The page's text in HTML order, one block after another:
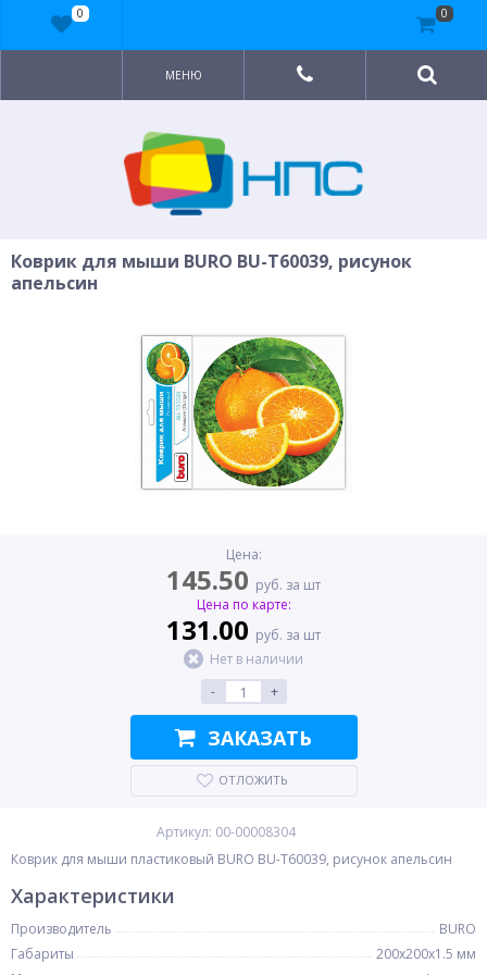
МЕНЮ
Коврик для мыши BURO BU-T60039, рисунок
апельсин
Цена:
145.50 руб. за шт
Цена по карте:
131.00 руб. за шт
Нет в наличии
-
+
ЗАКАЗАТЬ
ОТЛОЖИТЬ
Артикул: 00-00008304
Коврик для мыши пластиковый BURO BU-T60039, рисунок апельсин
Характеристики
Производитель
BURO
Габариты
200x200x1.5 мм
0 0